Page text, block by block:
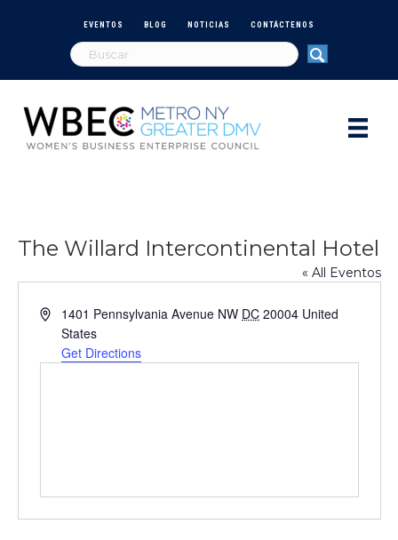
EVENTOS BLOG NOTICIAS CONTÁCTENOS
The Willard Intercontinental Hotel
« All Eventos
A
1401 Pennsylvania Avenue NW DC 20004 United
States
Get Directions